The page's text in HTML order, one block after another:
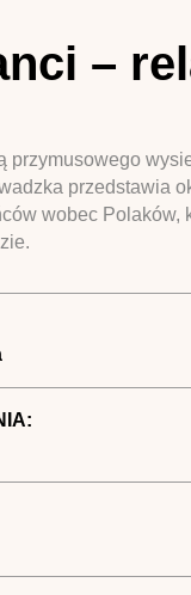
–
przymusowego
przedstawia
wobec